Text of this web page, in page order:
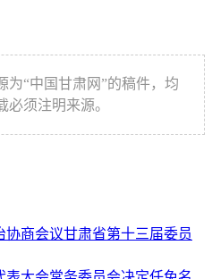
为“中国甘肃网”的稿件，均
须注明来源。
协商会议甘肃省第十三届委员